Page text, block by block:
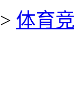
> 体育